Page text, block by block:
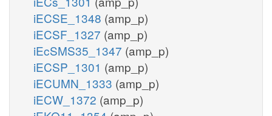
iECSE_1348 (amp_p)
iECSF_1327 (amp_p)
iEcSMS35_1347 (amp_p)
iECSP_1301 (amp_p)
iECUMN_1333 (amp_p)
iECW_1372 (amp_p)